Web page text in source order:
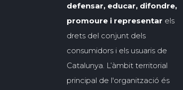
defensar, educar, difondre,
promoure i representar els
drets del conjunt dels
consumidors i els usuaris de
Catalunya. L’àmbit territorial
principal de l'organització és